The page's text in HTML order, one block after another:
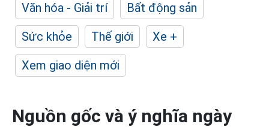
Văn hóa - Giải trí
Bất động sản
Sức khỏe
Thế giới
Xe +
Xem giao diện mới
Nguồn gốc và ý nghĩa ngày